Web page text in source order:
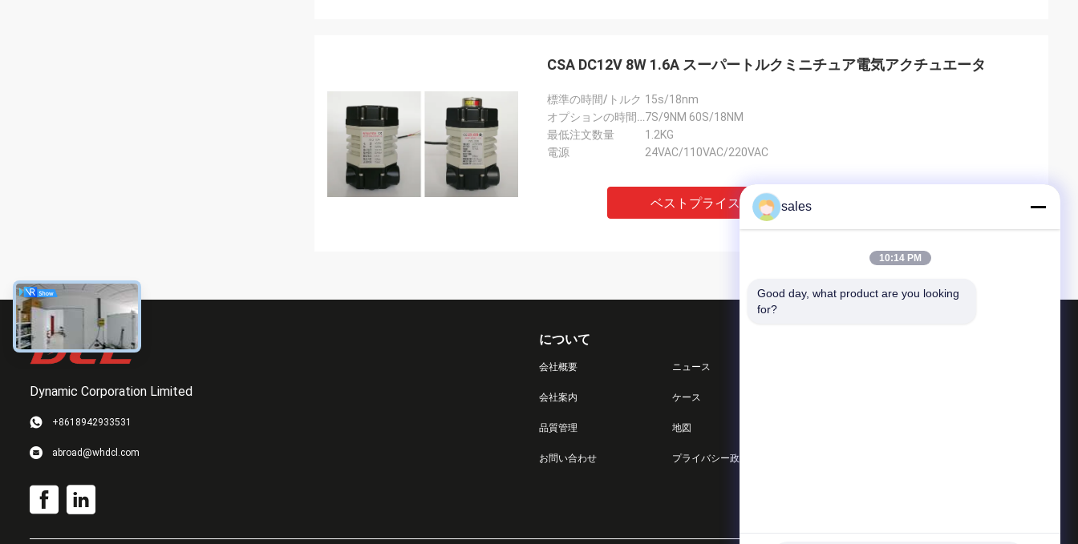
CSA DC12V 8W 1.6A スーパートルクミニチュア電気アクチュエータ
標準の時間/トルク 15s/18nm
オプションの時間/トルク7S/9NM 60S/18NM
最低注文数量
1.2KG
電源
24VAC/110VAC/220VAC
ベストプライス
Dynamic Corporation Limited
+8618942933531
abroad@whdcl.com
について
会社概要
会社案内
品質管理
お問い合わせ
ニュース
ケース
地図
プライバシー政策
sales
10:14 PM
Good day, what product are you looking
for?